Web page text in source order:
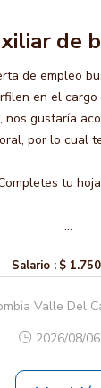
de
de empleo
en el cargo
nos gustaría
por lo cual
tu
...
Salario : $
Valle Del
2026/08/06